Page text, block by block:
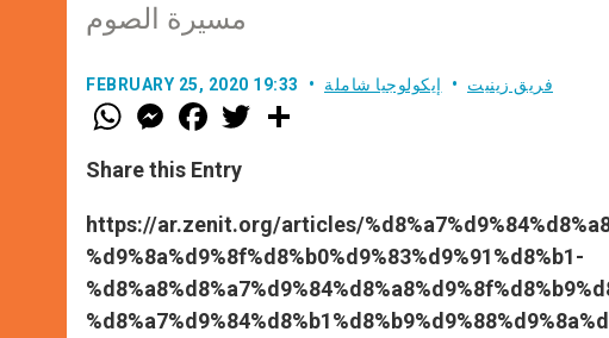
مسيرة الصوم
FEBRUARY 25, 2020 19:33 فريق زينيت إيكولوجيا شاملة
W
h
t
s
p
p
M
e
s
e
g
e
r
F
a
e
b
o
k
w
r
Share this Entry
https://ar.zenit.org/articles/
%d9%8a%d9%8f%d8%b0%d9%83%d9%91%d8%b1-